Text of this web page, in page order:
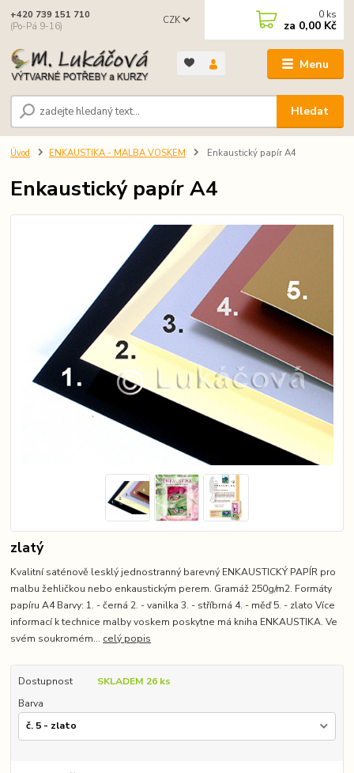
Menu
CZK
Hledat
+420 739 151 710
(Po-Pá 9-16)
0 ks
za 0,00 Kč
Úvod ENKAUSTIKA - MALBA VOSKEM Enkaustický papír A4
Enkaustický papír A4
zlatý
Kvalitní saténově lesklý jednostranný barevný ENKAUSTICKÝ PAPÍR pro
malbu žehličkou nebo enkaustickým perem. Gramáž 250g/m2. Formáty
papíru A4 Barvy: 1. - černá 2. - vanilka 3. - stříbrná 4. - měď 5. - zlato Více
informací k technice malby voskem poskytne má kniha ENKAUSTIKA. Ve
svém soukromém... celý popis
Dostupnost
SKLADEM 26 ks
Barva